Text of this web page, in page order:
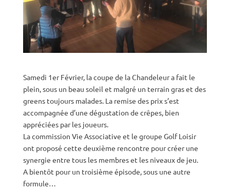
Samedi 1er Février, la coupe de la Chandeleur a fait le
plein, sous un beau soleil et malgré un terrain gras et des
greens toujours malades. La remise des prix s’est
accompagnée d’une dégustation de crêpes, bien
appréciées par les joueurs.
La commission Vie Associative et le groupe Golf Loisir
ont proposé cette deuxième rencontre pour créer une
synergie entre tous les membres et les niveaux de jeu.
A bientôt pour un troisième épisode, sous une autre
formule…